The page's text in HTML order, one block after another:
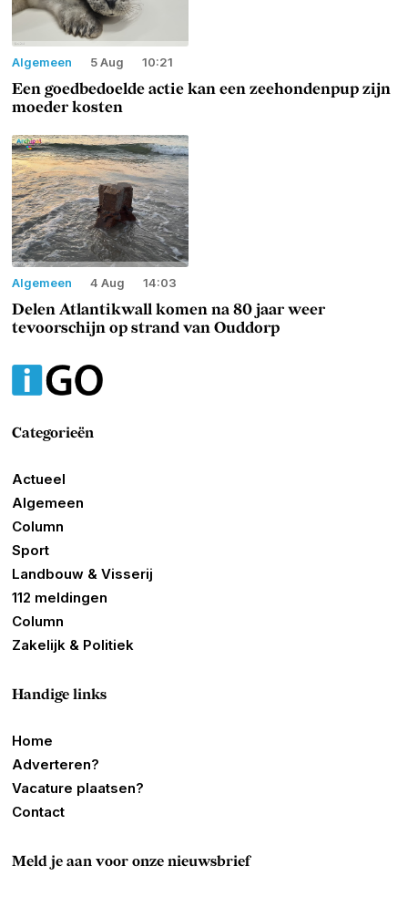
Algemeen 5 Aug 10:21
Een goedbedoelde actie kan een zeehondenpup zijn
moeder kosten
Algemeen 4 Aug 14:03
Delen Atlantikwall komen na 80 jaar weer
tevoorschijn op strand van Ouddorp
Categorieën
Actueel
Algemeen
Column
Sport
Landbouw & Visserij
112 meldingen
Column
Zakelijk & Politiek
Handige links
Home
Adverteren?
Vacature plaatsen?
Contact
Meld je aan voor onze nieuwsbrief